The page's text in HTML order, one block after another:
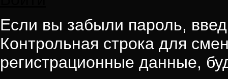
Если вы забыли пароль,
Контрольная строка для
регистрационные данные,